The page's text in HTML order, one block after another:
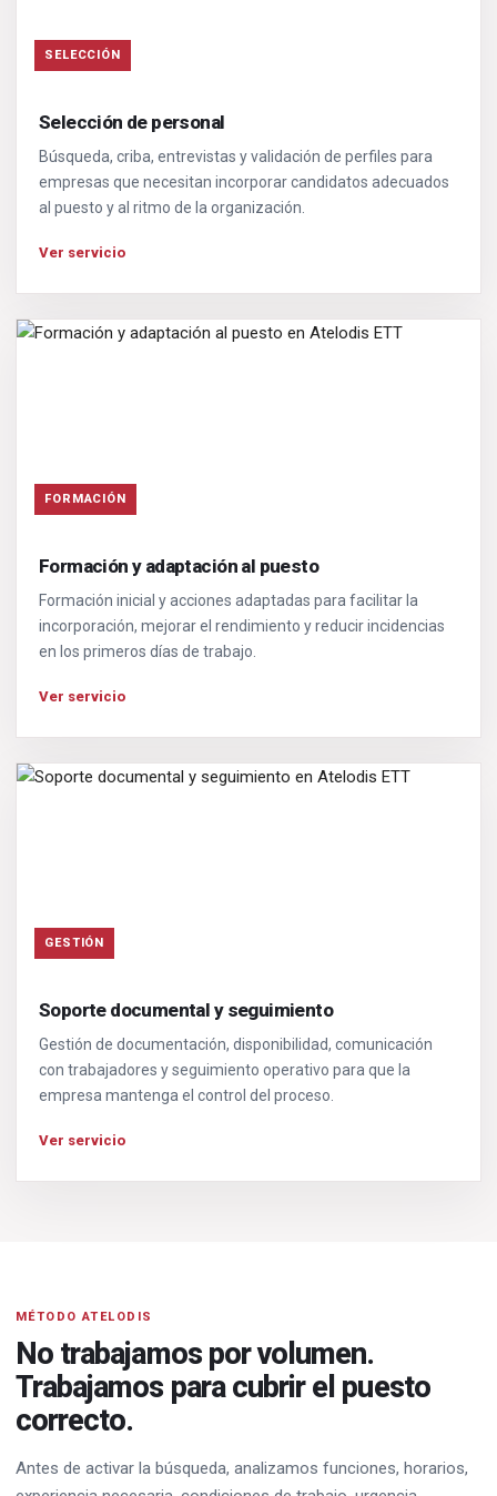
SELECCIÓN
Selección de personal
Búsqueda, criba, entrevistas y validación de perfiles para
empresas que necesitan incorporar candidatos adecuados
al puesto y al ritmo de la organización.
Ver servicio
FORMACIÓN
Formación y adaptación al puesto
Formación inicial y acciones adaptadas para facilitar la
incorporación, mejorar el rendimiento y reducir incidencias
en los primeros días de trabajo.
Ver servicio
GESTIÓN
Soporte documental y seguimiento
Gestión de documentación, disponibilidad, comunicación
con trabajadores y seguimiento operativo para que la
empresa mantenga el control del proceso.
Ver servicio
MÉTODO ATELODIS
No trabajamos por volumen.
Trabajamos para cubrir el puesto
correcto.
Antes de activar la búsqueda, analizamos funciones, horarios,